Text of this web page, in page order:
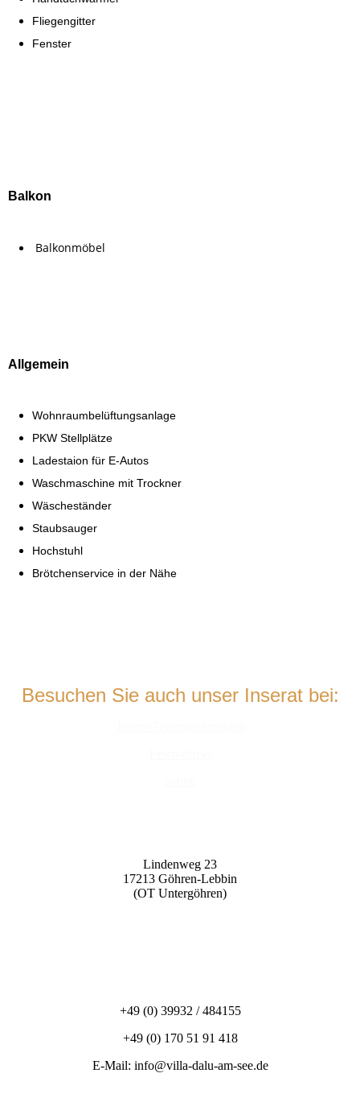
Fliegengitter
Fenster
Balkon
Balkonmöbel
Allgemein
Wohnraumbelüftungsanlage
PKW Stellplätze
Ladestaion für E-Autos
Waschmaschine mit Trockner
Wäscheständer
Staubsauger
Hochstuhl
Brötchenservice in der Nähe
Besuchen Sie auch unser Inserat bei:
Lindenweg 23
17213 Göhren-Lebbin
(OT Untergöhren)
+49 (0) 39932 / 484155
+49 (0) 170 51 91 418
E-Mail: info@villa-dalu-am-see.de